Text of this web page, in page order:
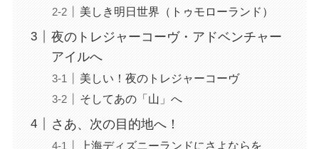
美しき明日世界（トゥモローランド）
夜のトレジャーコーヴ・アドベンチャー
アイルへ
美しい！夜のトレジャーコーヴ
そしてあの「山」へ
さあ、次の目的地へ！
上海ディズニーランドにさよならを